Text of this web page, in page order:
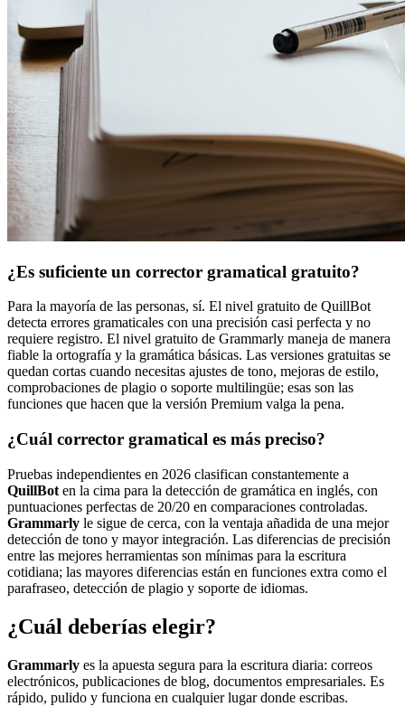
¿Es suficiente un corrector gramatical gratuito?
Para la mayoría de las personas, sí. El nivel gratuito de QuillBot
detecta errores gramaticales con una precisión casi perfecta y no
requiere registro. El nivel gratuito de Grammarly maneja de manera
fiable la ortografía y la gramática básicas. Las versiones gratuitas se
quedan cortas cuando necesitas ajustes de tono, mejoras de estilo,
comprobaciones de plagio o soporte multilingüe; esas son las
funciones que hacen que la versión Premium valga la pena.
¿Cuál corrector gramatical es más preciso?
Pruebas independientes en 2026 clasifican constantemente a
QuillBot en la cima para la detección de gramática en inglés, con
puntuaciones perfectas de 20/20 en comparaciones controladas.
Grammarly le sigue de cerca, con la ventaja añadida de una mejor
detección de tono y mayor integración. Las diferencias de precisión
entre las mejores herramientas son mínimas para la escritura
cotidiana; las mayores diferencias están en funciones extra como el
parafraseo, detección de plagio y soporte de idiomas.
¿Cuál deberías elegir?
Grammarly es la apuesta segura para la escritura diaria: correos
electrónicos, publicaciones de blog, documentos empresariales. Es
rápido, pulido y funciona en cualquier lugar donde escribas.